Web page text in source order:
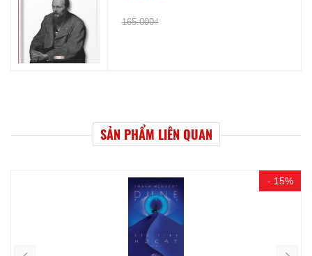
165.000₫
SẢN PHẨM LIÊN QUAN
- 15%